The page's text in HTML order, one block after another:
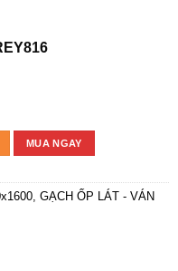
số lượng
MUA NGAY
, GẠCH ỐP LÁT - VÁN